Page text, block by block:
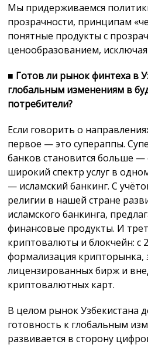
Мы придерживаемся
прозрачности, принципам
понятные продукты с
ценообразованием, исключая
■ Готов ли рынок финтеха в
глобальным изменениям в
потребители?
Если говорить о
первое — это супераппы.
банков становится больше
широкий спектр услуг в
— исламский банкинг. С
религии в нашей стране
исламского банкинга,
финансовые продукты. И
криптовалюты и блокчейн: с
формализация крипторынка,
лицензированных бирж и
криптовалютных карт.
В целом рынок Узбекистана
готовность к глобальным
развивается в сторону